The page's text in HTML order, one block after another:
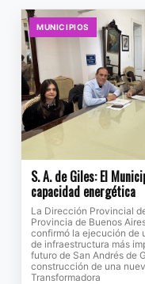
MUNICIPIOS
S. A. de Giles: El
capacidad energética
La Dirección Provincial
Provincia de Buenos
confirmó la ejecución de
de infraestructura más
futuro de San Andrés de
construcción de una
Transformadora